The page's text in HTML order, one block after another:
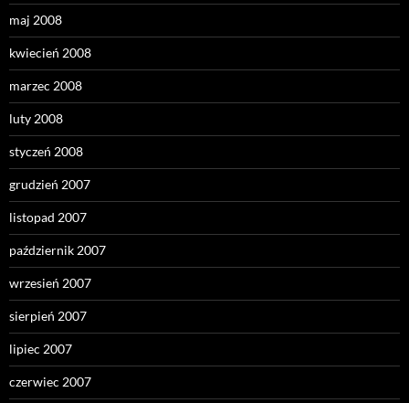
maj 2008
kwiecień 2008
marzec 2008
luty 2008
styczeń 2008
grudzień 2007
listopad 2007
październik 2007
wrzesień 2007
sierpień 2007
lipiec 2007
czerwiec 2007